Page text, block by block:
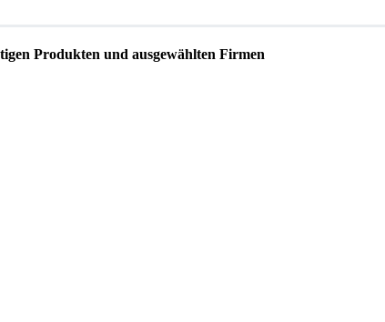
Produkten und ausgewählten Firmen